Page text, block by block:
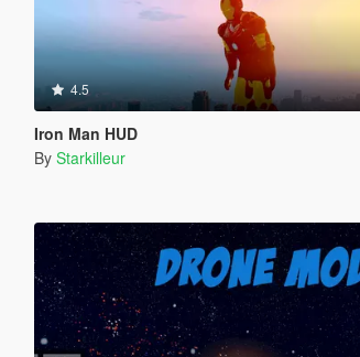
4.5
Iron Man HUD
By Starkilleur